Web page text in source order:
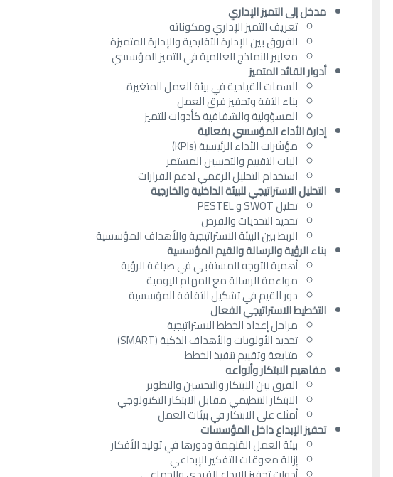
مدخل إلى التميز الإداري
تعريف التميز الإداري ومكوناته
الفروق بين الإدارة التقليدية والإدارة المتميزة
معايير النماذج العالمية في التميز المؤسسي
أدوار القائد المتميز
السمات القيادية في بيئة العمل المتغيرة
بناء الثقة وتحفيز فرق العمل
المسؤولية والشفافية كأدوات للتميز
إدارة الأداء المؤسسي بفعالية
مؤشرات الأداء الرئيسية (KPIs)
آليات التقييم والتحسين المستمر
استخدام التحليل الرقمي لدعم القرارات
التحليل الاستراتيجي للبيئة الداخلية والخارجية
تحليل SWOT و PESTEL
تحديد التحديات والفرص
الربط بين البيئة الاستراتيجية والأهداف المؤسسية
بناء الرؤية والرسالة والقيم المؤسسية
أهمية التوجه المستقبلي في صياغة الرؤية
مواءمة الرسالة مع المهام اليومية
دور القيم في تشكيل الثقافة المؤسسية
التخطيط الاستراتيجي الفعال
مراحل إعداد الخطط الاستراتيجية
تحديد الأولويات والأهداف الذكية (SMART)
متابعة وتقييم تنفيذ الخطط
مفاهيم الابتكار وأنواعه
الفرق بين الابتكار والتحسين والتطوير
الابتكار التنظيمي مقابل الابتكار التكنولوجي
أمثلة على الابتكار في بيئات العمل
تحفيز الإبداع داخل المؤسسات
بيئة العمل المُلهمة ودورها في توليد الأفكار
إزالة معوقات التفكير الإبداعي